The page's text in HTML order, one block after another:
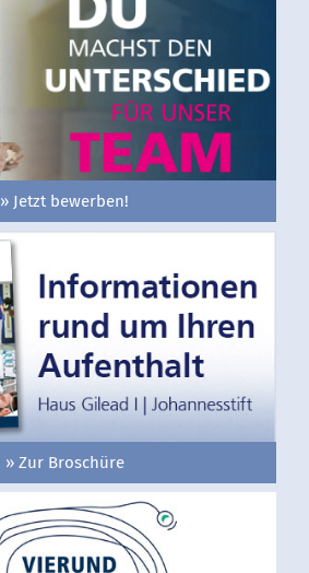
» Jetzt bewerben!
» Zur Broschüre